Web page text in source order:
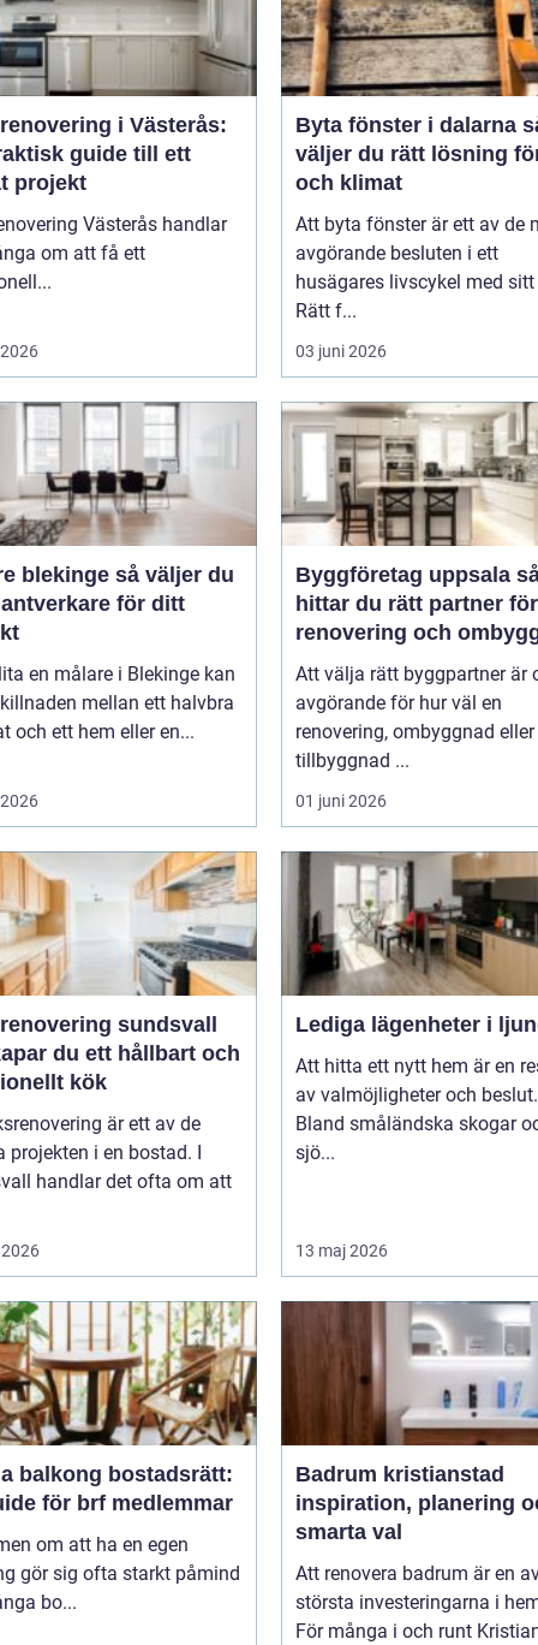
i Västerås:
guide till ett
projekt
Västerås handlar
om att få ett
Byta fönster i dalarna så
väljer du rätt lösning
och klimat
Att byta fönster är ett av de
avgörande besluten i ett
husägares livscykel med
Rätt f...
03 juni 2026
så väljer du
för ditt
en målare i Blekinge kan
mellan ett halvbra
och ett hem eller en...
Byggföretag uppsala så
hittar du rätt partner för
renovering och
Att välja rätt byggpartner är
avgörande för hur väl en
renovering, ombyggnad eller
tillbyggnad ...
01 juni 2026
sundsvall
du ett hållbart och
kök
är ett av de
projekten i en bostad. I
handlar det ofta om att
Lediga lägenheter i
Att hitta ett nytt hem är en
av valmöjligheter och beslut.
Bland småländska skogar
sjö...
13 maj 2026
balkong bostadsrätt:
för brf medlemmar
om att ha en egen
gör sig ofta starkt påmind
bo...
Badrum kristianstad
inspiration, planering
smarta val
Att renovera badrum är en
största investeringarna i
För många i och runt